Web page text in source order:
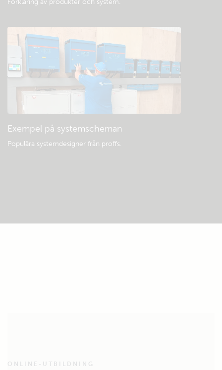
Förklaring av produkter och system.
Exempel på systemscheman
Populära systemdesigner från proffs.
ONLINE-UTBILDNING